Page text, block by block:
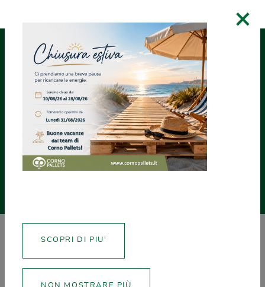
CREA CERTIFICATI
NEWS
×
SCOPRI DI PIU'
NON MOSTRARE PIÙ